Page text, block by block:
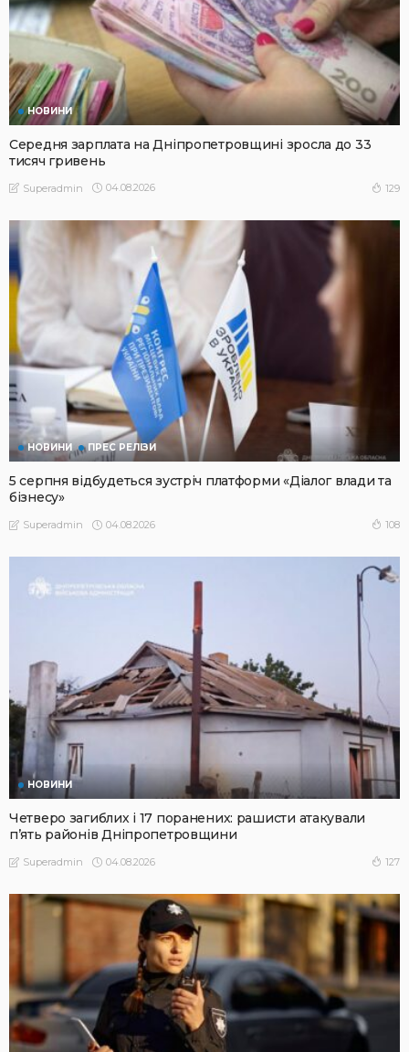
НОВИНИ
Середня зарплата на Дніпропетровщині зросла до 33
тисяч гривень
Superadmin 04.08.2026 129
НОВИНИ ПРЕС РЕЛІЗИ
5 серпня відбудеться зустріч платформи «Діалог влади та
бізнесу»
Superadmin 04.08.2026 108
НОВИНИ
Четверо загиблих і 17 поранених: рашисти атакували
п’ять районів Дніпропетровщини
Superadmin 04.08.2026 127